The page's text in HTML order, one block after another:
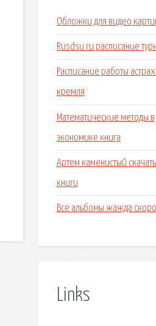
Обложки для видео
Rusdsu ru расписание
Расписание работы
кремля
Математические методы в
экономике книга
Артем каменистый
книги
Все альбомы жажда
Links